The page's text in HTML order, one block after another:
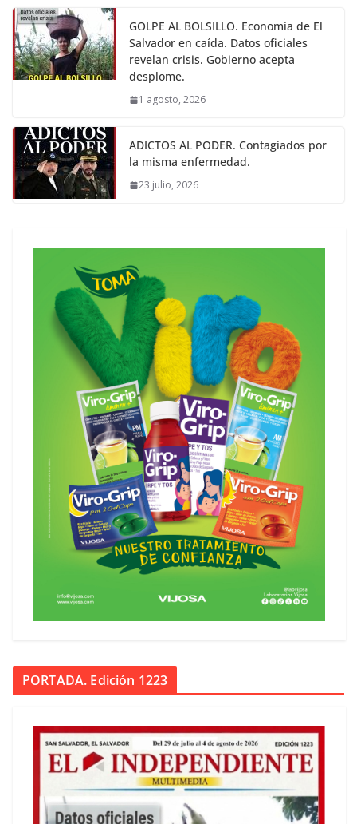
GOLPE AL BOLSILLO. Economía de El
Salvador en caída. Datos oficiales
revelan crisis. Gobierno acepta
desplome.
1 agosto, 2026
ADICTOS AL PODER. Contagiados por
la misma enfermedad.
23 julio, 2026
PORTADA. Edición 1223